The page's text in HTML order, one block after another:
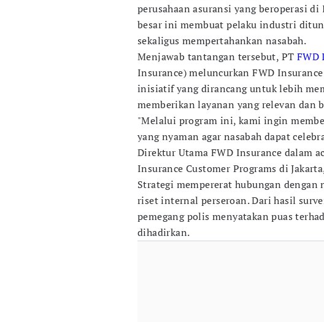
perusahaan asuransi yang beroperasi
besar ini membuat pelaku industri
sekaligus mempertahankan nasabah.
Menjawab tantangan tersebut, PT FWD
Insurance) meluncurkan FWD
inisiatif yang dirancang untuk lebih
memberikan layanan yang relevan dan
"Melalui program ini, kami ingin
yang nyaman agar nasabah dapat
Direktur Utama FWD Insurance dalam
Insurance Customer Programs di
Strategi mempererat hubungan
riset internal perseroan. Dari hasil
pemegang polis menyatakan puas
dihadirkan.